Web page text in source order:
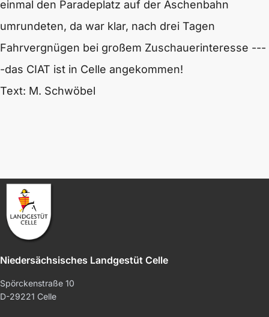
einmal den Paradeplatz auf der Aschenbahn
umrundeten, da war klar, nach drei Tagen
Fahrvergnügen bei großem Zuschauerinteresse ---
-das CIAT ist in Celle angekommen!
Text: M. Schwöbel
Niedersächsisches Landgestüt Celle
Spörckenstraße 10
D-29221 Celle